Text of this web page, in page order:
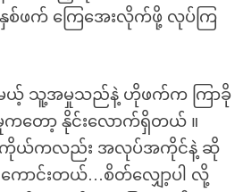
နှစ်ဖက် ကြေအေးလိုက်ဖို့ လုပ်ကြ
မယ့် သူ့အမှုသည်နဲ့ ဟိုဖက်က ကြာခို
တော့ နိုင်းလောက်ရှိတယ် ။
ယ်ကလည်း အလုပ်အကိုင်နဲ့ ဆို
ကောင်းတယ်…စိတ်လျှော့ပါ လို့